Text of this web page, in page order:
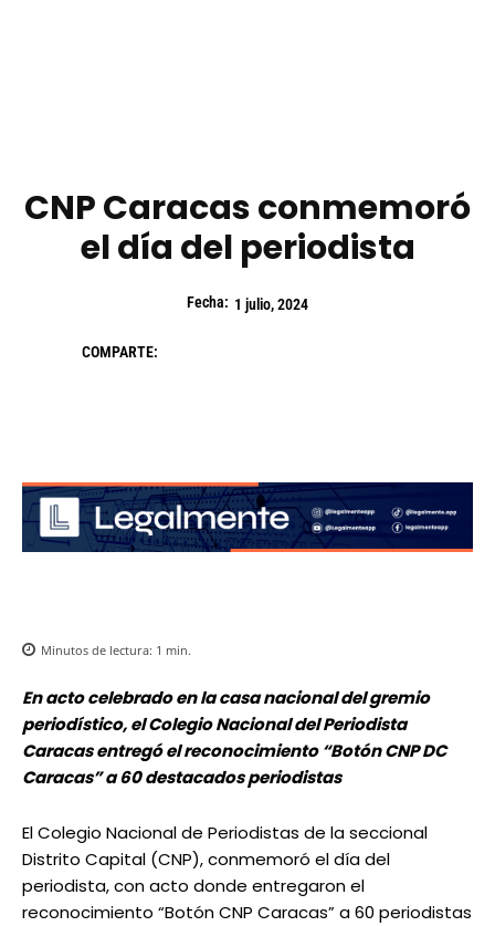
CNP Caracas conmemoró
el día del periodista
Fecha: 1 julio, 2024
COMPARTE:
Minutos de lectura: 1 min.
En acto celebrado en la casa nacional del gremio
periodístico, el Colegio Nacional del Periodista
Caracas entregó el reconocimiento “Botón CNP DC
Caracas” a 60 destacados periodistas
El Colegio Nacional de Periodistas de la seccional
Distrito Capital (CNP), conmemoró el día del
periodista, con acto donde entregaron el
reconocimiento “Botón CNP Caracas” a 60 periodistas